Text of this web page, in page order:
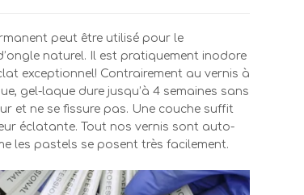
peut être utilisé pour le
naturel. Il est pratiquement inodore
exceptionnel! Contrairement au vernis à
gel-laque dure jusqu’à 4 semaines sans
et ne se fissure pas. Une couche suffit
éclatante. Tout nos vernis sont auto-
les pastels se posent très facilement.